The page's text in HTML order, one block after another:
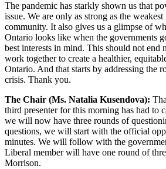
The pandemic has starkly shown us that
issue. We are only as strong as the
community. It also gives us a glimpse of
Ontario looks like when the governments
best interests in mind. This should not end
work together to create a healthier,
Ontario. And that starts by addressing the
crisis. Thank you.
The Chair (Ms. Natalia Kusendova):
third presenter for this morning has had to
we will now have three rounds of
questions, we will start with the official
minutes. We will follow with the
Liberal member will have one round of
Morrison.